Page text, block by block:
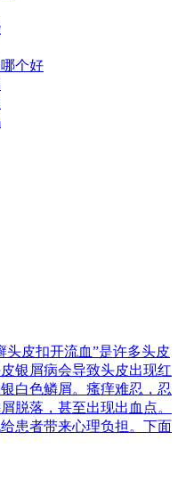
个好
头皮扣开流血”是许多头皮
银屑病会导致头皮出现红
白色鳞屑。瘙痒难忍，忍
脱落，甚至出现出血点。
患者带来心理负担。下面